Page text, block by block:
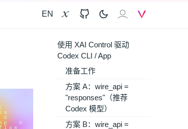
EN GitHub 𝐗𝐀𝐈
使用 XAI Control 驱动
Codex CLI / App
准备工作
方案 A：wire_api =
"responses"（推荐
Codex 模型）
方案 B：wire_api =